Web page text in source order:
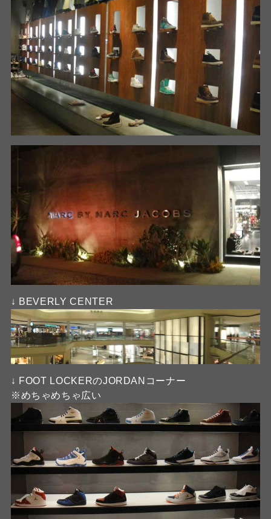
↓ BEVERLY CENTER
↓ FOOT LOCKERのJORDANコーナー
※めちゃめちゃ広い